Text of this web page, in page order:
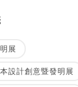
展
設計創意暨發明展